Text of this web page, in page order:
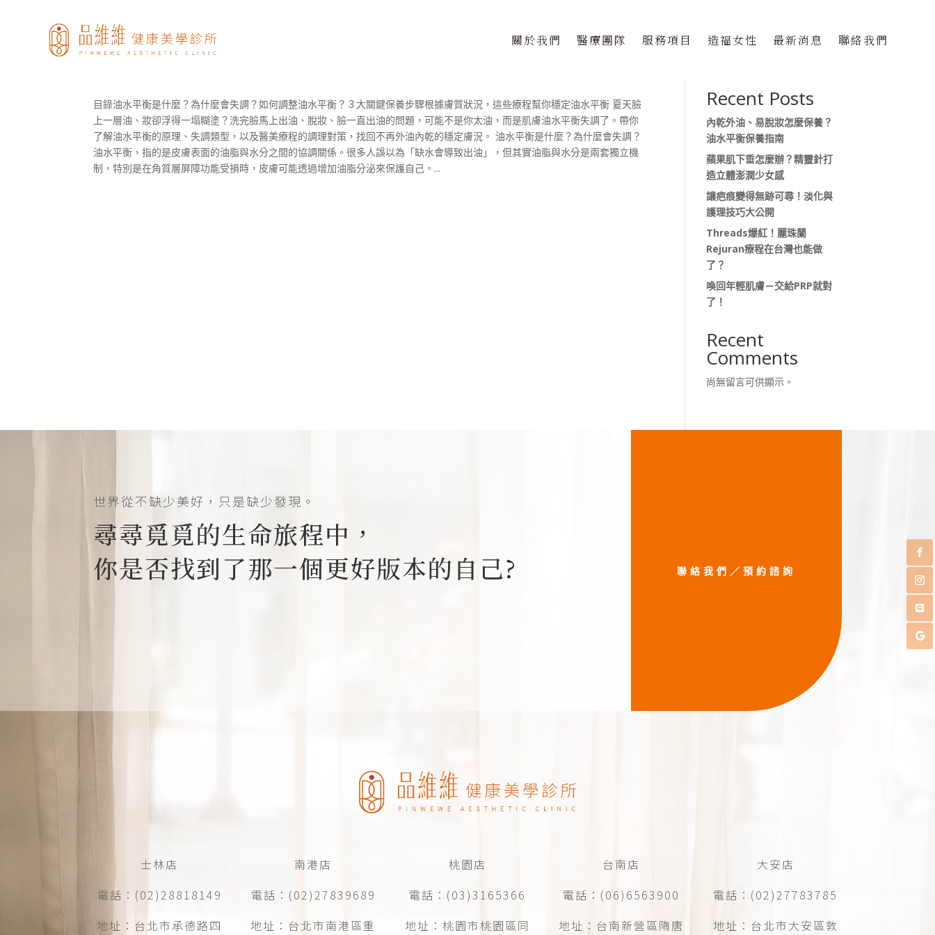
關於我們 醫療團隊 服務項目 造福女性 最新消息 聯絡我們
內乾外油、易脫妝怎麼保養？油水平衡保養指南
目錄油水平衡是什麼？為什麼會失調？如何調整油水平衡？３大關鍵保養步驟根據膚質狀況，這些療程幫你穩定油水平衡 夏天臉
上一層油、妝卻浮得一塌糊塗？洗完臉馬上出油、脫妝、臉一直出油的問題，可能不是你太油，而是肌膚油水平衡失調了。帶你
了解油水平衡的原理、失調類型，以及醫美療程的調理對策，找回不再外油內乾的穩定膚況。 油水平衡是什麼？為什麼會失調？
油水平衡，指的是皮膚表面的油脂與水分之間的協調關係。很多人誤以為「缺水會導致出油」，但其實油脂與水分是兩套獨立機
制，特別是在角質層屏障功能受損時，皮膚可能透過增加油脂分泌來保護自己。...
Recent Posts
內乾外油、易脫妝怎麼保養？
油水平衡保養指南
蘋果肌下垂怎麼辦？精靈針打
造立體澎潤少女感
讓疤痕變得無跡可尋！淡化與
護理技巧大公開
Threads爆紅！麗珠蘭
Rejuran療程在台灣也能做
了？
喚回年輕肌膚－交給PRP就對
了！
Recent
Comments
尚無留言可供顯示。
世界從不缺少美好，只是缺少發現。
尋尋覓覓的生命旅程中，
你是否找到了那一個更好版本的自己?
聯絡我們／預約諮詢
士林店
電話：(02)28818149
地址：台北市承德路四
南港店
電話：(02)27839689
地址：台北市南港區重
桃園店
電話：(03)3165366
地址：桃園市桃園區同
台南店
電話：(06)6563900
地址：台南新營區隋唐
大安店
電話：(02)27783785
地址：台北市大安區敦